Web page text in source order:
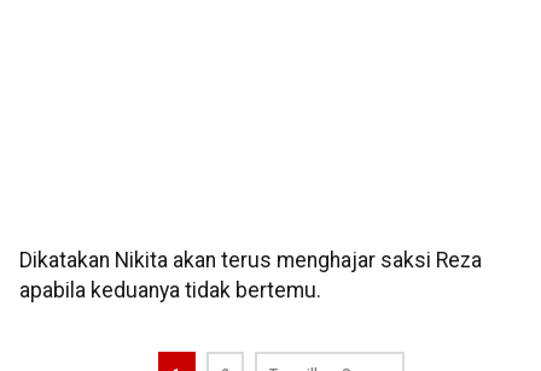
Dikatakan Nikita akan terus menghajar saksi Reza
apabila keduanya tidak bertemu.